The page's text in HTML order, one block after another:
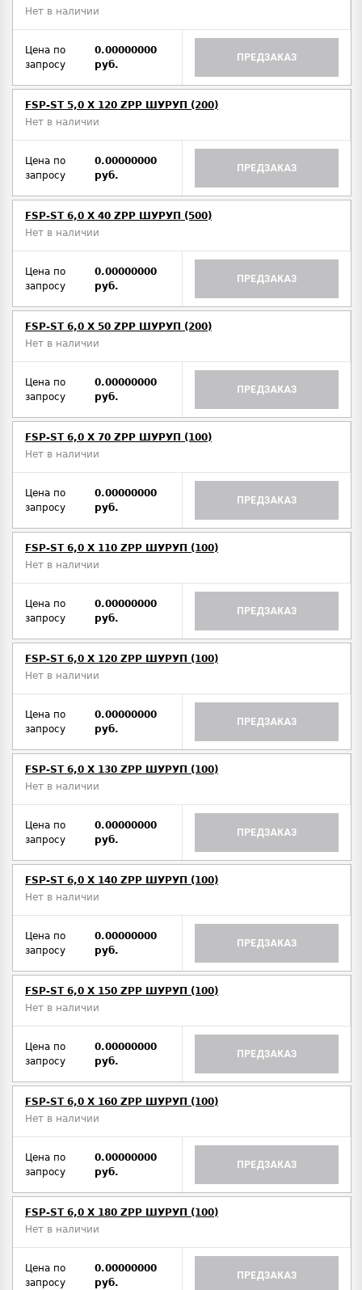
Нет в наличии
Цена по
запросу
0.00000000
руб.
ПРЕДЗАКАЗ
FSP-ST 5,0 X 120 ZPP ШУРУП (200)
Нет в наличии
Цена по
запросу
0.00000000
руб.
ПРЕДЗАКАЗ
FSP-ST 6,0 X 40 ZPP ШУРУП (500)
Нет в наличии
Цена по
запросу
0.00000000
руб.
ПРЕДЗАКАЗ
FSP-ST 6,0 X 50 ZPP ШУРУП (200)
Нет в наличии
Цена по
запросу
0.00000000
руб.
ПРЕДЗАКАЗ
FSP-ST 6,0 X 70 ZPP ШУРУП (100)
Нет в наличии
Цена по
запросу
0.00000000
руб.
ПРЕДЗАКАЗ
FSP-ST 6,0 X 110 ZPP ШУРУП (100)
Нет в наличии
Цена по
запросу
0.00000000
руб.
ПРЕДЗАКАЗ
FSP-ST 6,0 X 120 ZPP ШУРУП (100)
Нет в наличии
Цена по
запросу
0.00000000
руб.
ПРЕДЗАКАЗ
FSP-ST 6,0 X 130 ZPP ШУРУП (100)
Нет в наличии
Цена по
запросу
0.00000000
руб.
ПРЕДЗАКАЗ
FSP-ST 6,0 X 140 ZPP ШУРУП (100)
Нет в наличии
Цена по
запросу
0.00000000
руб.
ПРЕДЗАКАЗ
FSP-ST 6,0 X 150 ZPP ШУРУП (100)
Нет в наличии
Цена по
запросу
0.00000000
руб.
ПРЕДЗАКАЗ
FSP-ST 6,0 X 160 ZPP ШУРУП (100)
Нет в наличии
Цена по
запросу
0.00000000
руб.
ПРЕДЗАКАЗ
FSP-ST 6,0 X 180 ZPP ШУРУП (100)
Нет в наличии
Цена по
запросу
0.00000000
руб.
ПРЕДЗАКАЗ